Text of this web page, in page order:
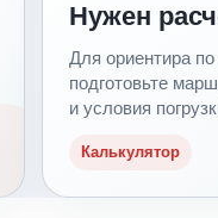
Нужен
Для ориентира
подготовьте
и условия
Калькулятор